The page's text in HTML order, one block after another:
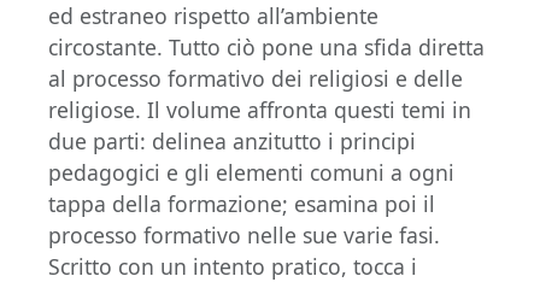
ed estraneo rispetto all’ambiente
circostante. Tutto ciò pone una sfida diretta
al processo formativo dei religiosi e delle
religiose. Il volume affronta questi temi in
due parti: delinea anzitutto i principi
pedagogici e gli elementi comuni a ogni
tappa della formazione; esamina poi il
processo formativo nelle sue varie fasi.
Scritto con un intento pratico, tocca i